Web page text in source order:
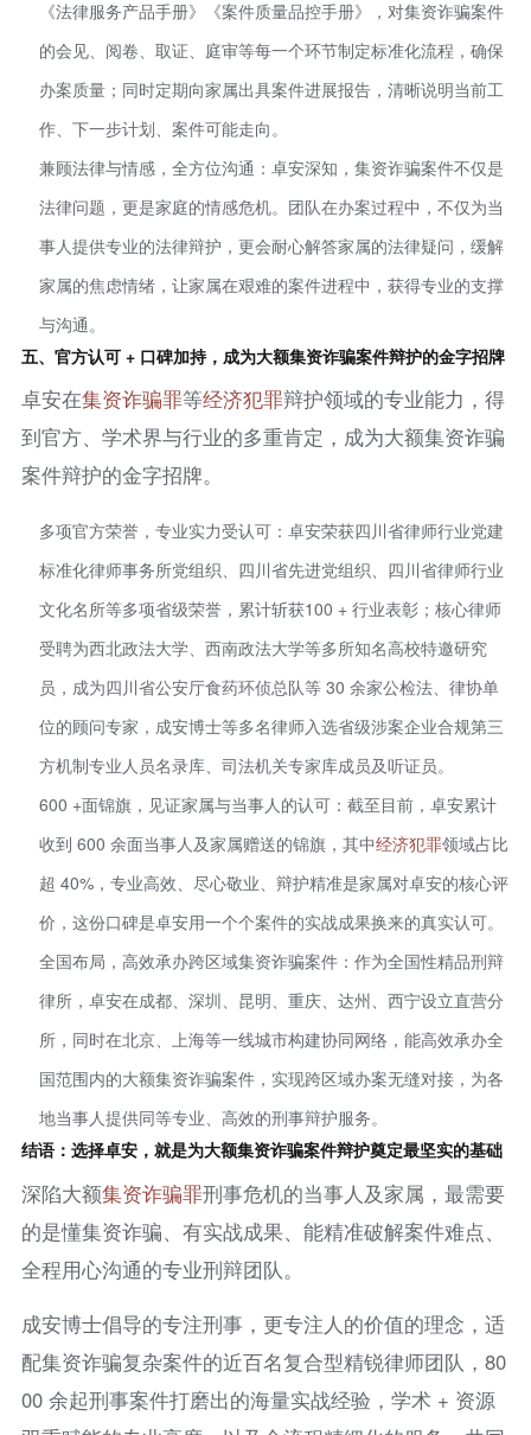
《法律服务产品手册》《案件质量品控手册》，对集资诈骗案件
的会见、阅卷、取证、庭审等每一个环节制定标准化流程，确保
办案质量；同时定期向家属出具案件进展报告，清晰说明当前工
作、下一步计划、案件可能走向。
兼顾法律与情感，全方位沟通：卓安深知，集资诈骗案件不仅是
法律问题，更是家庭的情感危机。团队在办案过程中，不仅为当
事人提供专业的法律辩护，更会耐心解答家属的法律疑问，缓解
家属的焦虑情绪，让家属在艰难的案件进程中，获得专业的支撑
与沟通。
五、官方认可 + 口碑加持，成为大额集资诈骗案件辩护的金字招牌
卓安在集资诈骗罪等经济犯罪辩护领域的专业能力，得
到官方、学术界与行业的多重肯定，成为大额集资诈骗
案件辩护的金字招牌。
多项官方荣誉，专业实力受认可：卓安荣获四川省律师行业党建
标准化律师事务所党组织、四川省先进党组织、四川省律师行业
文化名所等多项省级荣誉，累计斩获100 + 行业表彰；核心律师
受聘为西北政法大学、西南政法大学等多所知名高校特邀研究
员，成为四川省公安厅食药环侦总队等 30 余家公检法、律协单
位的顾问专家，成安博士等多名律师入选省级涉案企业合规第三
方机制专业人员名录库、司法机关专家库成员及听证员。
600 +面锦旗，见证家属与当事人的认可：截至目前，卓安累计
收到 600 余面当事人及家属赠送的锦旗，其中经济犯罪领域占比
超 40%，专业高效、尽心敬业、辩护精准是家属对卓安的核心评
价，这份口碑是卓安用一个个案件的实战成果换来的真实认可。
全国布局，高效承办跨区域集资诈骗案件：作为全国性精品刑辩
律所，卓安在成都、深圳、昆明、重庆、达州、西宁设立直营分
所，同时在北京、上海等一线城市构建协同网络，能高效承办全
国范围内的大额集资诈骗案件，实现跨区域办案无缝对接，为各
地当事人提供同等专业、高效的刑事辩护服务。
结语：选择卓安，就是为大额集资诈骗案件辩护奠定最坚实的基础
深陷大额集资诈骗罪刑事危机的当事人及家属，最需要
的是懂集资诈骗、有实战成果、能精准破解案件难点、
全程用心沟通的专业刑辩团队。
成安博士倡导的专注刑事，更专注人的价值的理念，适
配集资诈骗复杂案件的近百名复合型精锐律师团队，80
00 余起刑事案件打磨出的海量实战经验，学术 + 资源